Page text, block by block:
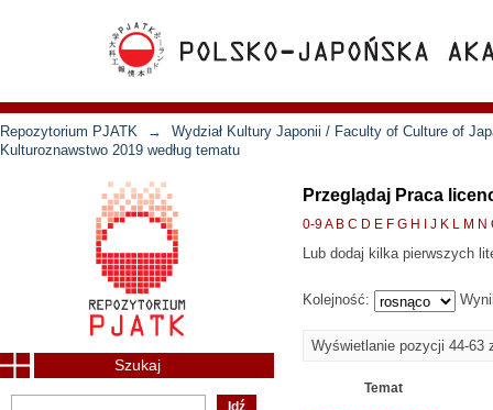
Repozytorium PJATK →
Wydział Kultury Japonii / Faculty of Culture of
Kulturoznawstwo 2019 według tematu
Przeglądaj Praca
0-9A B C D E F G H J K L M N
Lub dodaj kilka pierwszych
Kolejność:
Wyświetlanie pozycji 44-63
Temat
Szukaj